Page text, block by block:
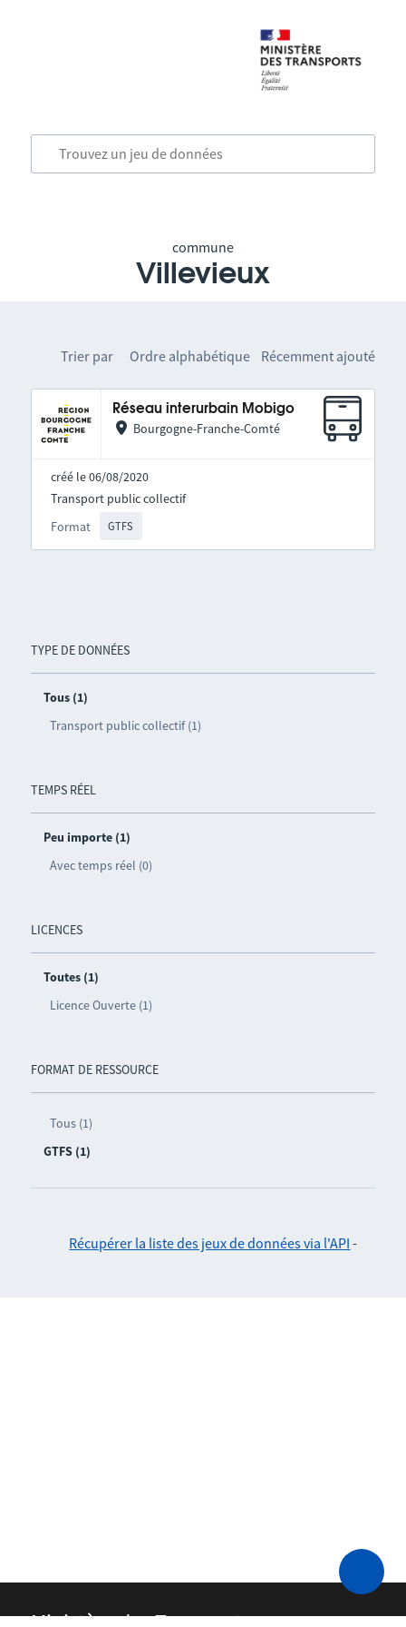
commune
Villevieux
TYPE DE DONNÉES
Tous (1)
Transport public collectif (1)
TEMPS RÉEL
Peu importe (1)
Avec temps réel (0)
LICENCES
Toutes (1)
Licence Ouverte (1)
FORMAT DE RESSOURCE
Tous (1)
GTFS (1)
Trier par Ordre alphabétique Récemment ajouté
Réseau interurbain Mobigo
Bourgogne-Franche-Comté
créé le 06/08/2020
Format GTFS
Transport public collectif
Récupérer la liste des jeux de données via l'API -